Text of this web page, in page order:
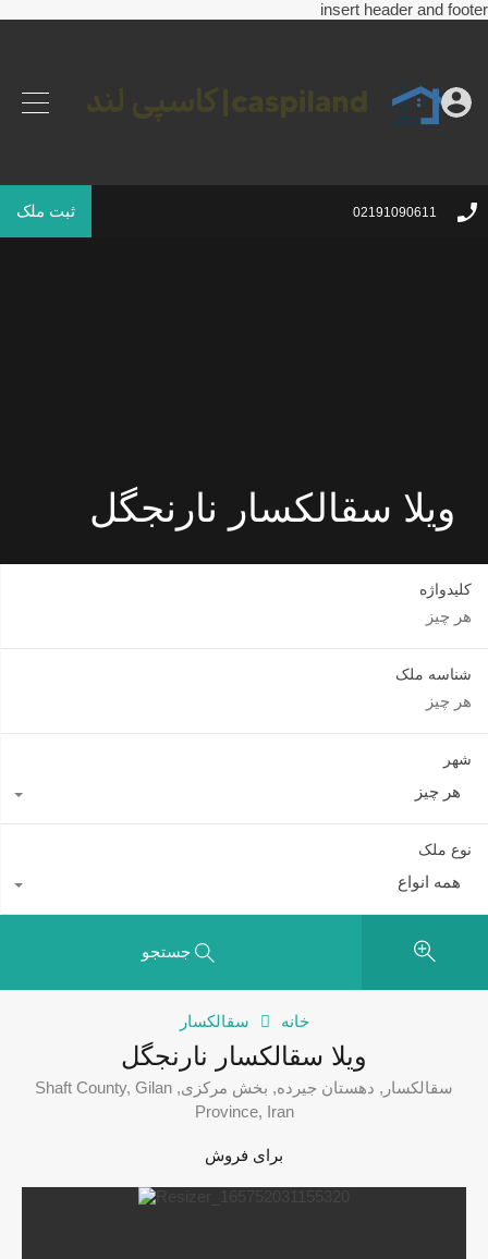
insert header and footer
02191090611 ثبت ملک
ویلا سقالکسار نارنجگل
کلیدواژه
شناسه ملک
شهر
هر چیز
نوع ملک
همه انواع
جستجو
خانه سقالکسار
ویلا سقالکسار نارنجگل
سقالکسار, دهستان جیرده, بخش مرکزی, Shaft County, Gilan
Province, Iran
برای فروش